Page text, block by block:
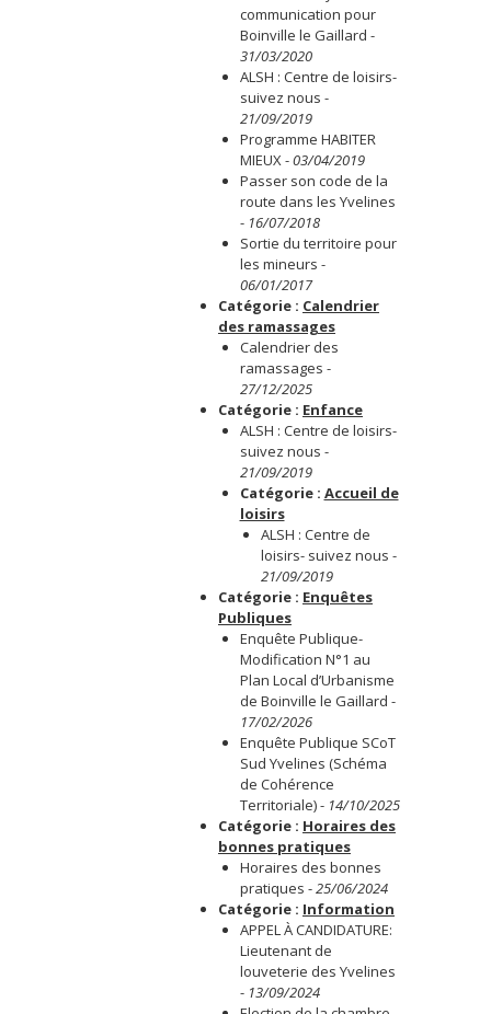
communication pour
Boinville le Gaillard -
31/03/2020
ALSH : Centre de loisirs-
suivez nous -
21/09/2019
Programme HABITER
MIEUX-03/04/2019
Passer son code de la
route dans les Yvelines
- 16/07/2018
Sortie du territoire pour
les mineurs -
06/01/2017
Catégorie : Calendrier
des ramassages
Calendrier des
ramassages -
27/12/2025
Catégorie : Enfance
ALSH : Centre de loisirs-
suivez nous -
21/09/2019
Catégorie : Accueil de
loisirs
ALSH : Centre de
loisirs- suivez nous -
21/09/2019
Catégorie : Enquêtes
Publiques
Enquête Publique-
Modification N°1 au
Plan Local d’Urbanisme
de Boinville le Gaillard -
17/02/2026
Enquête Publique SCoT
Sud Yvelines (Schéma
de Cohérence
Territoriale)- 14/10/2025
Catégorie : Horaires des
bonnes pratiques
Horaires des bonnes
pratiques -25/06/2024
Catégorie : Information
APPEL À CANDIDATURE:
Lieutenant de
louveterie des Yvelines
- 13/09/2024